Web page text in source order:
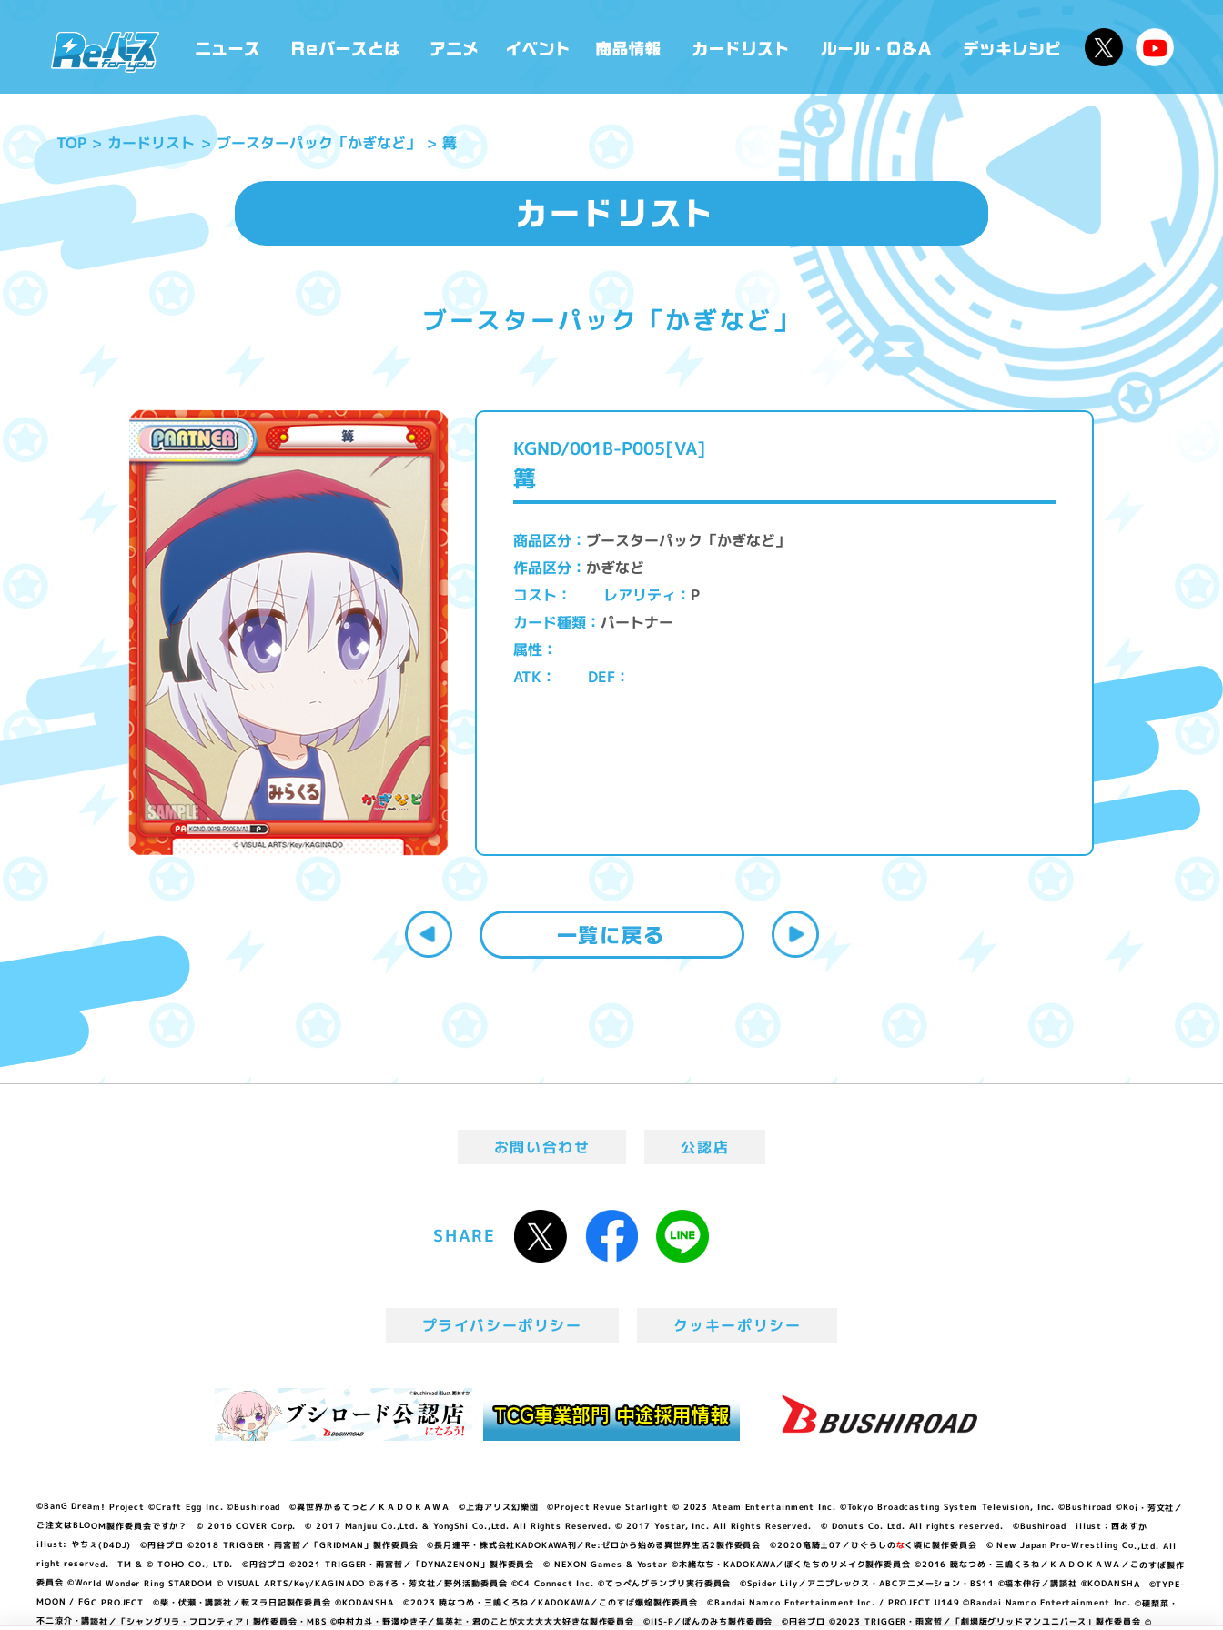
TOP カードリスト ブースターパック「かぎなど」 篝
ブースターパック「かぎなど」
KGND/001B-P005[VA]
篝
商品区分 ブースターパック「かぎなど」
作品区分 かぎなど
コスト レアリティ P
カード種類 パートナー
属性
ATK DEF
お問い合わせ 公認店
SHARE
プライバシーポリシー クッキーポリシー
©BanG Dream! Project ©Craft Egg Inc. ©Bushiroad ©異世界かるてっと／ＫＡＤＯＫＡＷＡ ©上海アリス幻樂団 ©Project Revue Starlight © 2023 Ateam Entertainment Inc. ©Tokyo Broadcasting System Television, Inc. ©Bushiroad ©Koi・芳文社／
ご注文はBLOOM製作委員会ですか？ © 2016 COVER Corp. © 2017 Manjuu Co.,Ltd. & YongShi Co.,Ltd. All Rights Reserved. © 2017 Yostar, Inc. All Rights Reserved. © Donuts Co. Ltd. All rights reserved. ©Bushiroad illust：西あすか
illust: やちぇ(D4DJ) ©円谷プロ ©2018 TRIGGER・雨宮哲／「GRIDMAN」製作委員会 ©長月達平・株式会社KADOKAWA刊／Re:ゼロから始める異世界生活2製作委員会 ©2020竜騎士07／ひぐらしのなく頃に製作委員会 © New Japan Pro-Wrestling Co.,Ltd. All
right reserved. TM & © TOHO CO., LTD. ©円谷プロ ©2021 TRIGGER・雨宮哲／「DYNAZENON」製作委員会 © NEXON Games & Yostar ©木緒なち・KADOKAWA／ぼくたちのリメイク製作委員会 ©2016 暁なつめ・三嶋くろね／ＫＡＤＯＫＡＷＡ／このすば製作
委員会 ©World Wonder Ring STARDOM © VISUAL ARTS/Key/KAGINADO ©あfろ・芳文社／野外活動委員会 ©C4 Connect Inc. ©てっぺんグランプリ実行委員会 ©Spider Lily／アニプレックス・ABCアニメーション・BS11 ©福本伸行／講談社 ®KODANSHA ©TYPE-
MOON / FGC PROJECT ©柴・伏瀬・講談社／転スラ日記製作委員会 ®KODANSHA ©2023 暁なつめ・三嶋くろね／KADOKAWA／このすば爆焔製作委員会 ©Bandai Namco Entertainment Inc. / PROJECT U149 ©Bandai Namco Entertainment Inc. ©硬梨菜・
不二涼介・講談社／「シャングリラ・フロンティア」製作委員会・MBS ©中村力斗・野澤ゆき子／集英社・君のことが大大大大大好きな製作委員会 ©IIS-P／ぽんのみち製作委員会 ©円谷プロ ©2023 TRIGGER・雨宮哲／「劇場版グリッドマンユニバース」製作委員会 ©